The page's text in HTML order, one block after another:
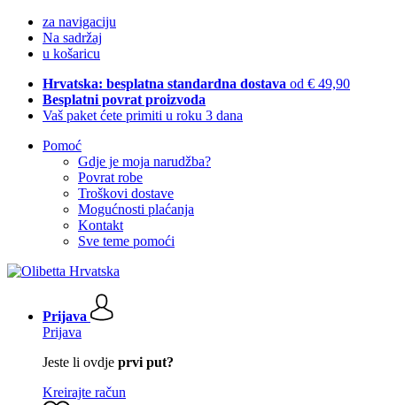
za navigaciju
Na sadržaj
u košaricu
Hrvatska: besplatna standardna dostava od € 49,90
Besplatni povrat proizvoda
Vaš paket ćete primiti u roku 3 dana
Pomoć
Gdje je moja narudžba?
Povrat robe
Troškovi dostave
Mogućnosti plaćanja
Kontakt
Sve teme pomoći
Prijava
Prijava
Jeste li ovdje prvi put?
Kreirajte račun